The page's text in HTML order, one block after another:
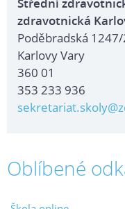
Střední
zdravotnická
Poděbradská
Karlovy Vary
360 01
353 233 936
Oblíbené